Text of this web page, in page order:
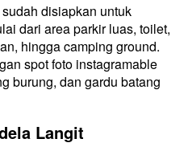
disiapkan untuk
dari area parkir luas, toilet,
hingga camping ground.
spot foto instagramable
burung, dan gardu batang
Langit